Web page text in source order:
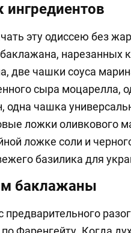
ингредиентов
эту одиссею без
нарезанных
две чашки соуса
сыра моцарелла,
одна чашка
ложки оливкового
ложке соли и
базилика для
баклажаны
предварительного